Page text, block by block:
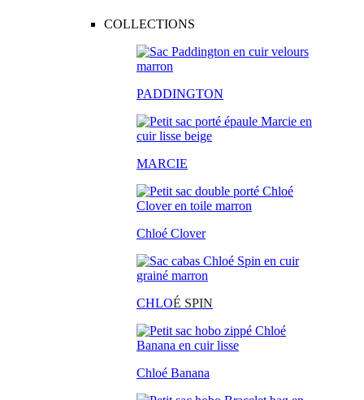
COLLECTIONS
PADDINGTON
MARCIE
Chloé Clover
CHLOÉ SPIN
Chloé Banana